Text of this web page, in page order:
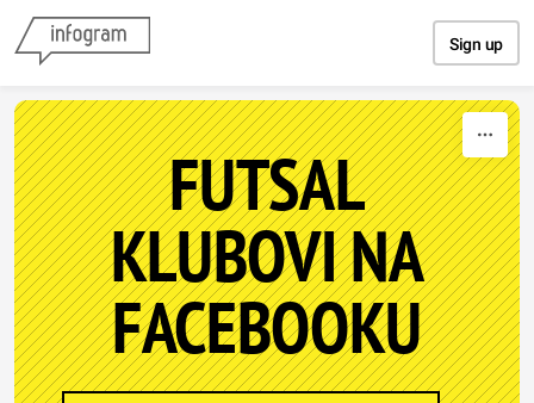
Sign up
FUTSAL
KLUBOVI NA
FACEBOOKU